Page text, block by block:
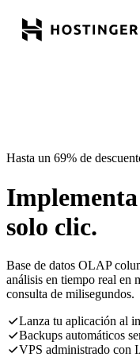
Hasta un 69% de
solo clic.
Base de datos OLAP
análisis en tiempo real en
consulta de milisegundos.
Lanza tu aplicación al
Backups automáticos
VPS administrado con